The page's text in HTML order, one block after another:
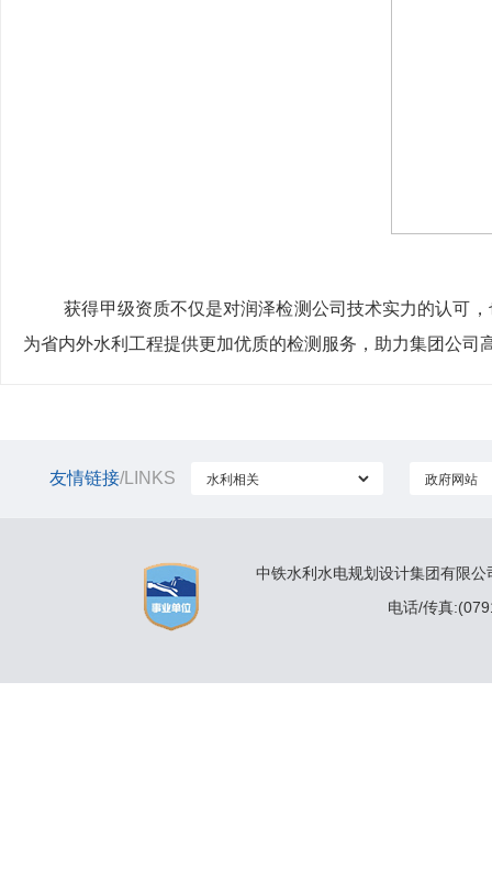
获得甲级资质不仅是对润泽检测公司技术实力的认可
为省内外水利工程提供更加优质的检测服务，助力集团公司
友情链接/LINKS
中铁水利水电规划设计集团有限
电话/传真